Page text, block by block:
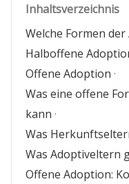
Inhaltsverzeichnis
Welche Formen
Halboffene
Offene Adoption ·
Was eine offene
kann ·
Was
Was Adoptiveltern
Offene Adoption: